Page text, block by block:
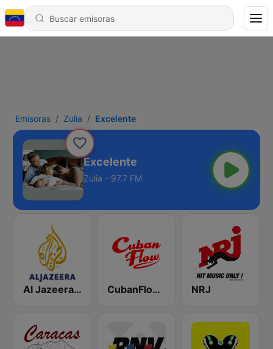
Emisoras Zulia Excelente
Excelente
Zulia - 97.7 FM
Al Jazeera Arabic (قناة الجزيرة) CubanFlow Radio NRJ